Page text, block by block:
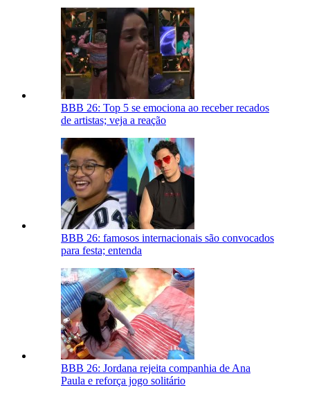
BBB 26: Top 5 se emociona ao receber recados
de artistas; veja a reação
BBB 26: famosos internacionais são convocados
para festa; entenda
BBB 26: Jordana rejeita companhia de Ana
Paula e reforça jogo solitário